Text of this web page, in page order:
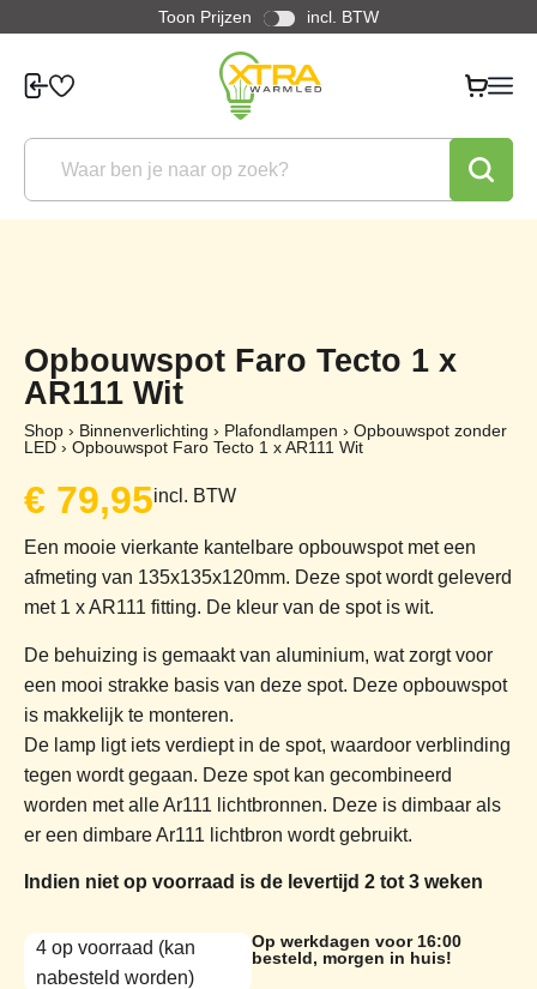
Toon Prijzen incl. BTW
Opbouwspot Faro Tecto 1 x
AR111 Wit
Shop › Binnenverlichting › Plafondlampen › Opbouwspot zonder
LED › Opbouwspot Faro Tecto 1 x AR111 Wit
€ 79,95incl. BTW
Een mooie vierkante kantelbare opbouwspot met een
afmeting van 135x135x120mm. Deze spot wordt geleverd
met 1 x AR111 fitting. De kleur van de spot is wit.
De behuizing is gemaakt van aluminium, wat zorgt voor
een mooi strakke basis van deze spot. Deze opbouwspot
is makkelijk te monteren.
De lamp ligt iets verdiept in de spot, waardoor verblinding
tegen wordt gegaan. Deze spot kan gecombineerd
worden met alle Ar111 lichtbronnen. Deze is dimbaar als
er een dimbare Ar111 lichtbron wordt gebruikt.
Indien niet op voorraad is de levertijd 2 tot 3 weken
4 op voorraad (kan
nabesteld worden)
Op werkdagen voor 16:00
besteld, morgen in huis!